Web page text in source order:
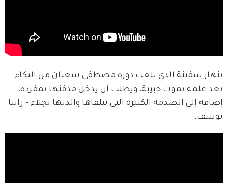
ينهار سفينة الذي يلعب دوره مصطفى شعبان من البكاء
بعد علمه بموت حبيبة، ويطلب أن يدخل مدفنها بمفرده،
إضافة إلى الصدمة الكبيرة التي تتلقاها والدتها نجلاء - رانيا
يوسف.